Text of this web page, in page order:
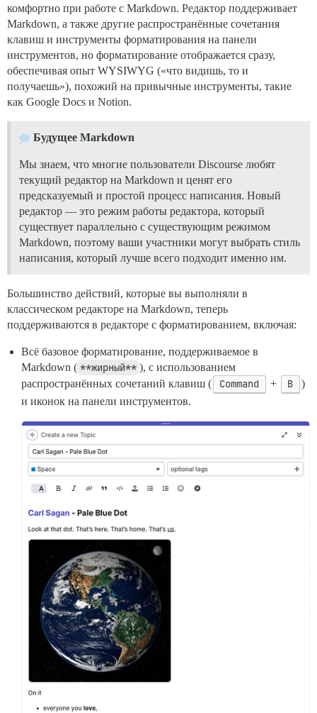
комфортно при работе с Markdown. Редактор поддерживает
Markdown, а также другие распространённые сочетания
клавиш и инструменты форматирования на панели
инструментов, но форматирование отображается сразу,
обеспечивая опыт WYSIWYG («что видишь, то и
получаешь»), похожий на привычные инструменты, такие
как Google Docs и Notion.
Будущее Markdown
Мы знаем, что многие пользователи Discourse любят
текущий редактор на Markdown и ценят его
предсказуемый и простой процесс написания. Новый
редактор — это режим работы редактора, который
существует параллельно с существующим режимом
Markdown, поэтому ваши участники могут выбрать стиль
написания, который лучше всего подходит именно им.
Большинство действий, которые вы выполняли в
классическом редакторе на Markdown, теперь
поддерживаются в редакторе с форматированием, включая:
Всё базовое форматирование, поддерживаемое в
Markdown ( **жирный** ), с использованием
распространённых сочетаний клавиш (
Command + B
)
и иконок на панели инструментов.